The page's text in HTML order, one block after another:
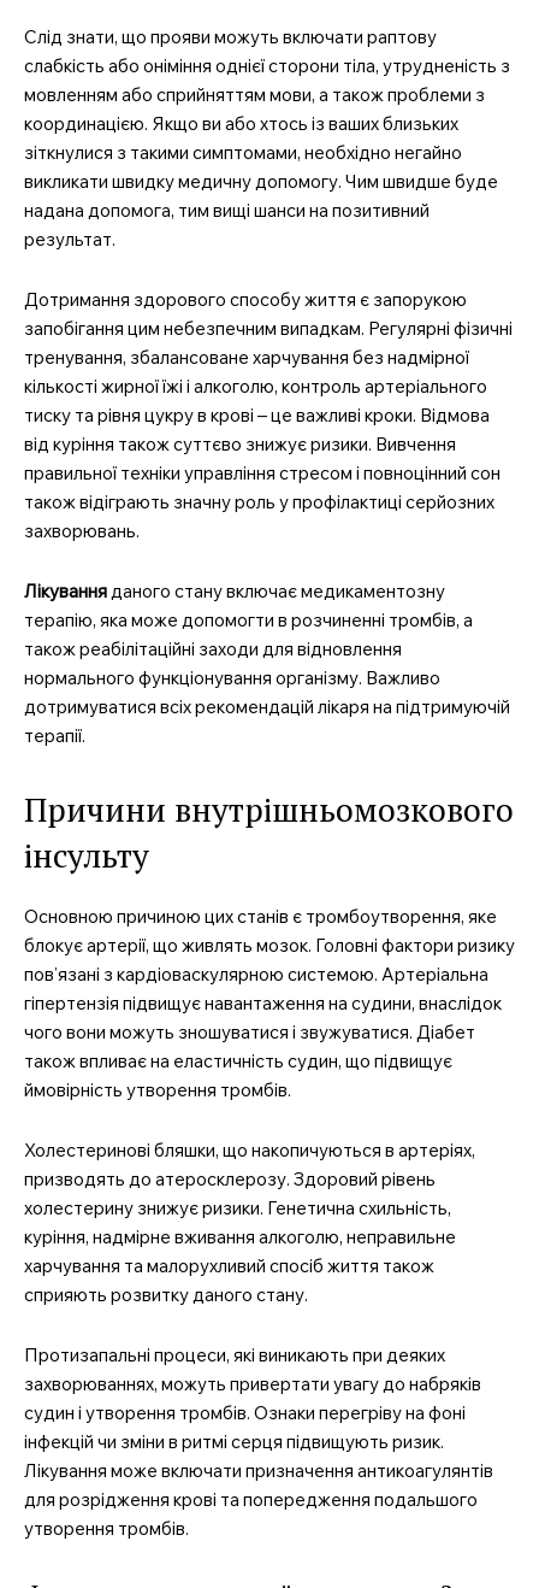
Слід знати, що прояви можуть включати раптову
слабкість або оніміння однієї сторони тіла, утрудненість з
мовленням або сприйняттям мови, а також проблеми з
координацією. Якщо ви або хтось із ваших близьких
зіткнулися з такими симптомами, необхідно негайно
викликати швидку медичну допомогу. Чим швидше буде
надана допомога, тим вищі шанси на позитивний
результат.
Дотримання здорового способу життя є запорукою
запобігання цим небезпечним випадкам. Регулярні фізичні
тренування, збалансоване харчування без надмірної
кількості жирної їжі і алкоголю, контроль артеріального
тиску та рівня цукру в крові – це важливі кроки. Відмова
від куріння також суттєво знижує ризики. Вивчення
правильної техніки управління стресом і повноцінний сон
також відіграють значну роль у профілактиці серйозних
захворювань.
Лікуванняданого стану включає медикаментозну
терапію, яка може допомогти в розчиненні тромбів, а
також реабілітаційні заходи для відновлення
нормального функціонування організму. Важливо
дотримуватися всіх рекомендацій лікаря на підтримуючій
терапії.
Причини внутрішньомозкового
інсульту
Основною причиною цих станів є тромбоутворення, яке
блокує артерії, що живлять мозок. Головні фактори ризику
пов’язані з кардіоваскулярною системою. Артеріальна
гіпертензія підвищує навантаження на судини, внаслідок
чого вони можуть зношуватися і звужуватися. Діабет
також впливає на еластичність судин, що підвищує
ймовірність утворення тромбів.
Холестеринові бляшки, що накопичуються в артеріях,
призводять до атеросклерозу. Здоровий рівень
холестерину знижує ризики. Генетична схильність,
куріння, надмірне вживання алкоголю, неправильне
харчування та малорухливий спосіб життя також
сприяють розвитку даного стану.
Протизапальні процеси, які виникають при деяких
захворюваннях, можуть привертати увагу до набряків
судин і утворення тромбів. Ознаки перегріву на фоні
інфекцій чи зміни в ритмі серця підвищують ризик.
Лікування може включати призначення антикоагулянтів
для розрідження крові та попередження подальшого
утворення тромбів.